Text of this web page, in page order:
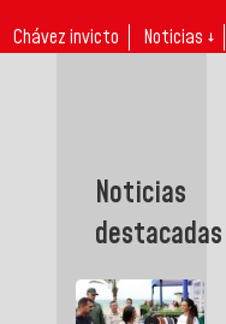
Chávez invicto Noticias ↓
Noticias
destacadas